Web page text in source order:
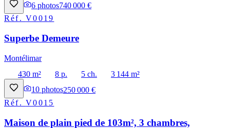
6 photos740 000 €
Réf.V0019
Superbe Demeure
Montélimar
430 m²
8 p. 5 ch.
3 144 m²
10 photos250 000 €
Réf.V0015
Maison de plain pied de 103m², 3 chambres,